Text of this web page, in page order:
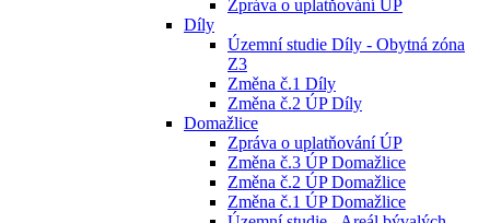
Zpráva o uplatňování ÚP
Díly
Územní studie Díly - Obytná zóna
Z3
Změna č.1 Díly
Změna č.2 ÚP Díly
Domažlice
Zpráva o uplatňování ÚP
Změna č.3 ÚP Domažlice
Změna č.2 ÚP Domažlice
Změna č.1 ÚP Domažlice